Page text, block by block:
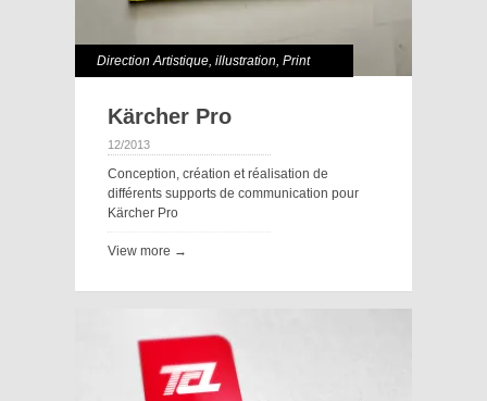
Direction Artistique, illustration, Print
Kärcher Pro
12/2013
Conception, création et réalisation de
différents supports de communication pour
Kärcher Pro
View more →